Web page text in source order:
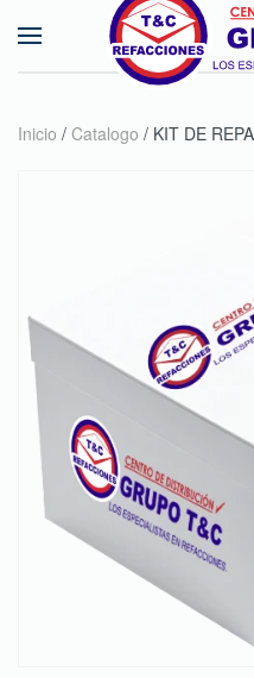
Skip to main content
Inicio / Catalogo / KIT DE